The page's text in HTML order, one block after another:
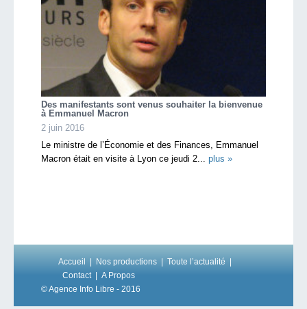
Des manifestants sont venus souhaiter la bienvenue
à Emmanuel Macron
2 juin 2016
Le ministre de l’Économie et des Finances, Emmanuel
Macron était en visite à Lyon ce jeudi 2... plus »
Accueil Nos productions
Toute l’actualité
Contact
A Propos
© Agence Info Libre - 2016